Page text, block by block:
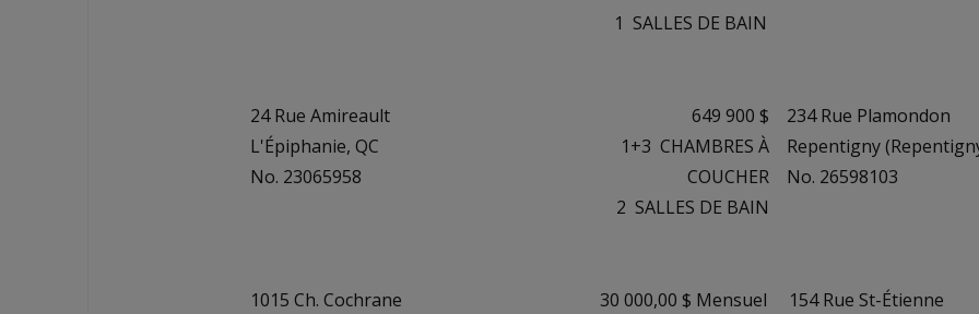
1 SALLES DE BAIN
24 Rue Amireault
L'Épiphanie, QC
No. 23065958
649 900 $
1+3 CHAMBRES À
COUCHER
2 SALLES DE BAIN
234 Rue Plamondon
Repentigny
No. 26598103
1015 Ch. Cochrane
30 000,00 $ Mensuel
154 Rue St-Étienne